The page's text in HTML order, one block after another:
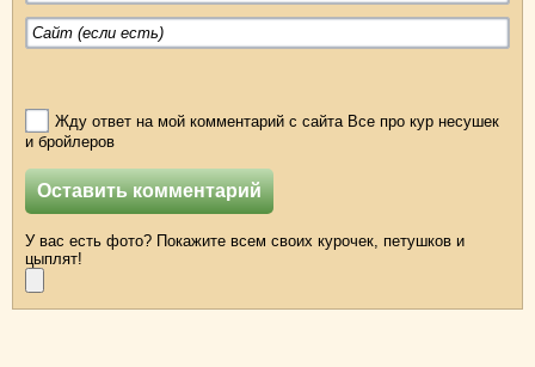
Жду ответ на мой комментарий с сайта Все про кур несушек
и бройлеров
У вас есть фото? Покажите всем своих курочек, петушков и
цыплят!